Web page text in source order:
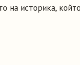
на историка,